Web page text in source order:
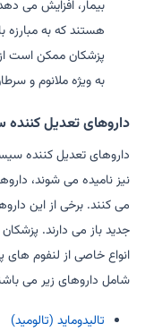
هستند که به مبارزه
پزشکان ممکن است از
به ویژه ملانوم و
داروهای تعدیل
داروهای تعدیل کننده
نیز نامیده می شوند،
می کنند. برخی از این
جدید باز می دارند.
انواع خاصی از لنفوم های
شامل داروهای زیر می
تالیدوماید (تالومید)